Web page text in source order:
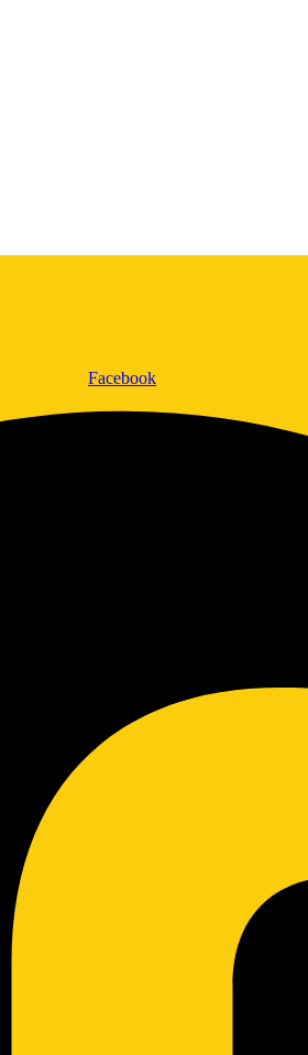
Facebook